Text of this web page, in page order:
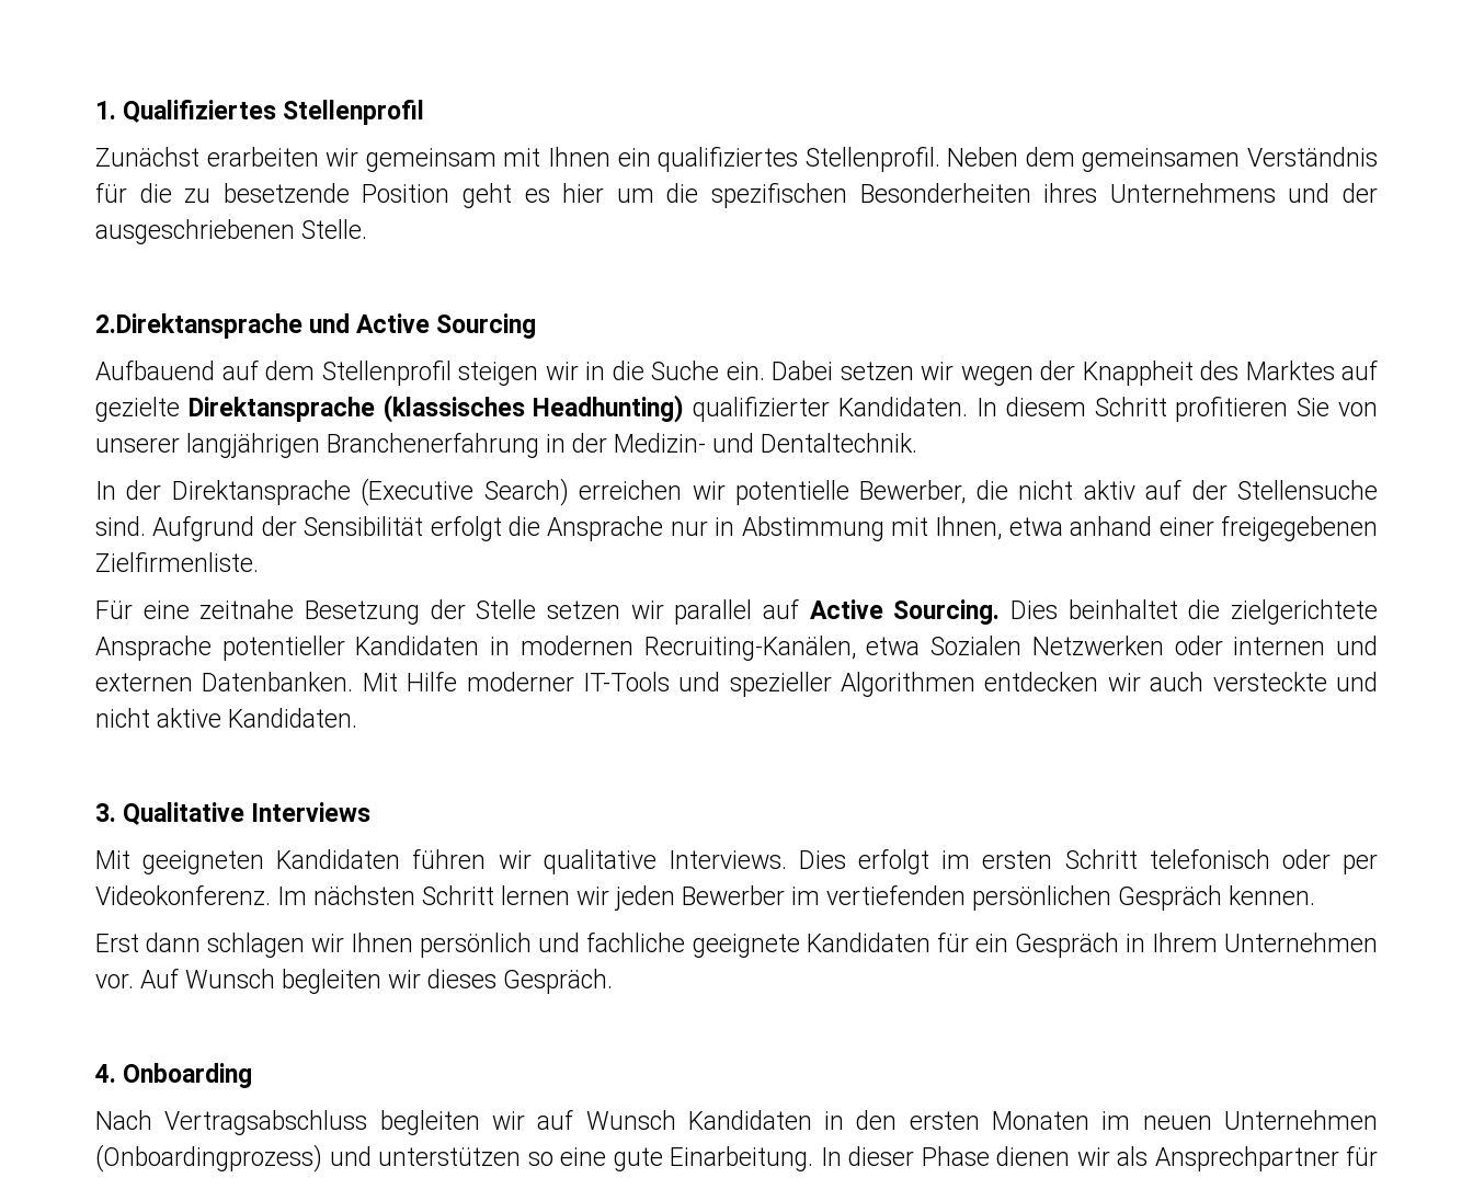
1. Qualifiziertes Stellenprofil
Zunächst erarbeiten wir gemeinsam mit Ihnen ein qualifiziertes Stellenprofil. Neben dem gemeinsamen Verständnis
für die zu besetzende Position geht es hier um die spezifischen Besonderheiten ihres Unternehmens und der
ausgeschriebenen Stelle.
2.Direktansprache und Active Sourcing
Aufbauend auf dem Stellenprofil steigen wir in die Suche ein. Dabei setzen wir wegen der Knappheit des Marktes auf
gezielte Direktansprache (klassisches Headhunting) qualifizierter Kandidaten. In diesem Schritt profitieren Sie von
unserer langjährigen Branchenerfahrung in der Medizin- und Dentaltechnik.
In der Direktansprache (Executive Search) erreichen wir potentielle Bewerber, die nicht aktiv auf der Stellensuche
sind. Aufgrund der Sensibilität erfolgt die Ansprache nur in Abstimmung mit Ihnen, etwa anhand einer freigegebenen
Zielfirmenliste.
Für eine zeitnahe Besetzung der Stelle setzen wir parallel auf Active Sourcing. Dies beinhaltet die zielgerichtete
Ansprache potentieller Kandidaten in modernen Recruiting-Kanälen, etwa Sozialen Netzwerken oder internen und
externen Datenbanken. Mit Hilfe moderner IT-Tools und spezieller Algorithmen entdecken wir auch versteckte und
nicht aktive Kandidaten.
3. Qualitative Interviews
Mit geeigneten Kandidaten führen wir qualitative Interviews. Dies erfolgt im ersten Schritt telefonisch oder per
Videokonferenz. Im nächsten Schritt lernen wir jeden Bewerber im vertiefenden persönlichen Gespräch kennen.
Erst dann schlagen wir Ihnen persönlich und fachliche geeignete Kandidaten für ein Gespräch in Ihrem Unternehmen
vor. Auf Wunsch begleiten wir dieses Gespräch.
4. Onboarding
Nach Vertragsabschluss begleiten wir auf Wunsch Kandidaten in den ersten Monaten im neuen Unternehmen
(Onboardingprozess) und unterstützen so eine gute Einarbeitung. In dieser Phase dienen wir als Ansprechpartner für